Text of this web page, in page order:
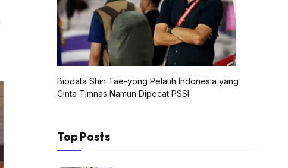
Biodata Shin Tae-yong Pelatih Indonesia yang
Cinta Timnas Namun Dipecat PSSI
Top Posts